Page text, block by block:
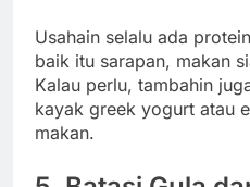
Usahain selalu ada
baik itu sarapan, makan
Kalau perlu, tambahin
kayak greek yogurt atau
makan.